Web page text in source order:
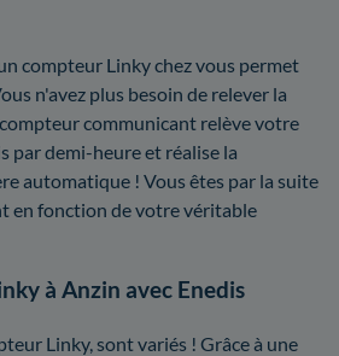
compteur Linky chez vous permet
n'avez plus besoin de relever la
communicant relève votre
par demi-heure et réalise la
automatique ! Vous êtes par la suite
en fonction de votre véritable
à Anzin avec Enedis
Linky, sont variés ! Grâce à une